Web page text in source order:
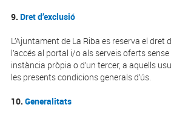
9. Dret d’exclusió
L’Ajuntament de La Riba es reserva el dret
l’accés al portal i/o als serveis oferts
instància pròpia o d’un tercer, a aquells
les presents condicions generals d’ús.
10. Generalitats